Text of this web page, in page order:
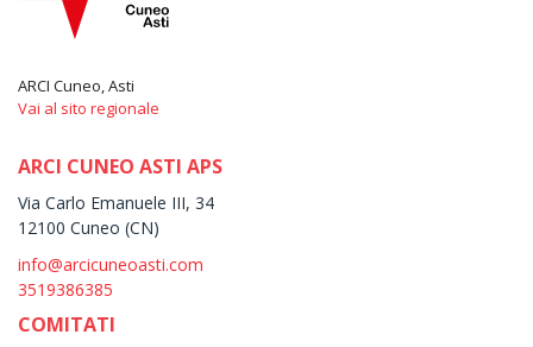
ARCI Cuneo, Asti
Vai al sito regionale
ARCI CUNEO ASTI APS
Via Carlo Emanuele III, 34
12100 Cuneo (CN)
info@arcicuneoasti.com
3519386385
COMITATI